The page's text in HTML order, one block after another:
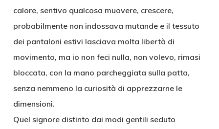
calore, sentivo qualcosa muovere, crescere,
probabilmente non indossava mutande e il tessuto
dei pantaloni estivi lasciava molta libertà di
movimento, ma io non feci nulla, non volevo, rimasi
bloccata, con la mano parcheggiata sulla patta,
senza nemmeno la curiosità di apprezzarne le
dimensioni.
Quel signore distinto dai modi gentili seduto